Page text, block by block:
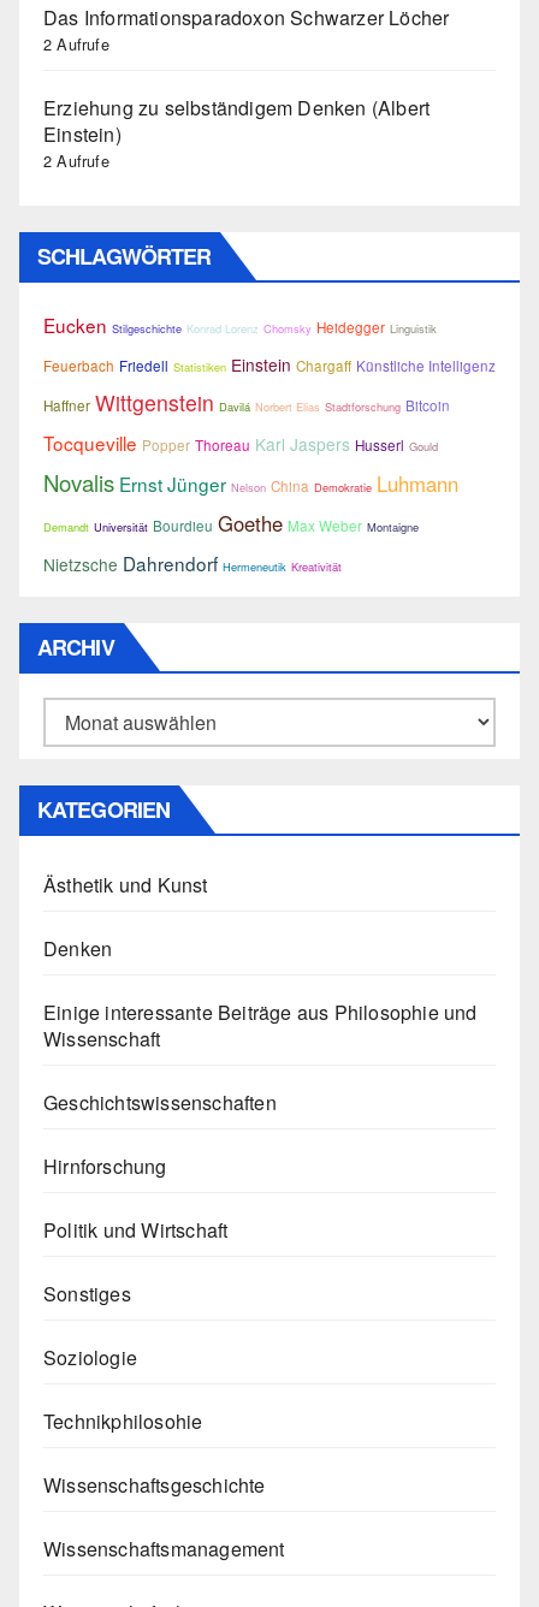
Das Informationsparadoxon Schwarzer Löcher
2 Aufrufe
Erziehung zu selbständigem Denken (Albert
Einstein)
2 Aufrufe
SCHLAGWÖRTER
Eucken Stilgeschichte Konrad Lorenz Chomsky Heidegger Linguistik
Feuerbach Friedell Statistiken Einstein Chargaff Künstliche Intelligenz
Haffner Wittgenstein Davilá Norbert Elias Stadtforschung Bitcoin
Tocqueville Popper Thoreau Karl Jaspers Husserl Gould
Novalis Ernst Jünger Nelson China Demokratie Luhmann
Demandt Universität Bourdieu Goethe Max Weber Montaigne
Nietzsche Dahrendorf Hermeneutik Kreativität
ARCHIV
Archiv
KATEGORIEN
Ästhetik und Kunst
Denken
Einige interessante Beiträge aus Philosophie und
Wissenschaft
Geschichtswissenschaften
Hirnforschung
Politik und Wirtschaft
Sonstiges
Soziologie
Technikphilosohie
Wissenschaftsgeschichte
Wissenschaftsmanagement